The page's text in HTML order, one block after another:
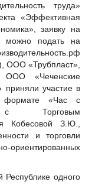
труда»
«Эффективная
заявку на
можно подать на
ООО «Трубпласт»,
«Чеченские
участие в
формате «Час с
с Торговым
Кобесовой З.Ю.,
и торговли
ориентированных
Республике одного